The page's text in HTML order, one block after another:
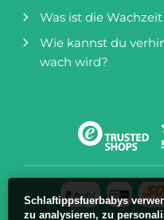
Was ist die
Wie kannst du
wach wird?
Schlaftippsfuerbabys
zu analysieren, zu